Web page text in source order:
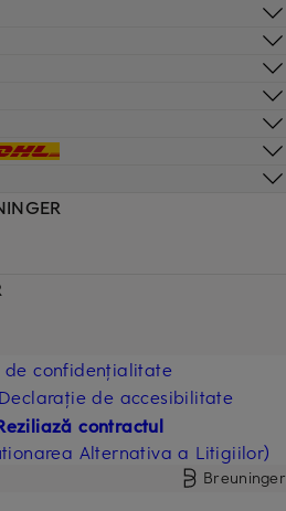
de confidențialitate
Declarație de accesibilitate
contractul
Alternativa a Litigiilor)
Breuninger